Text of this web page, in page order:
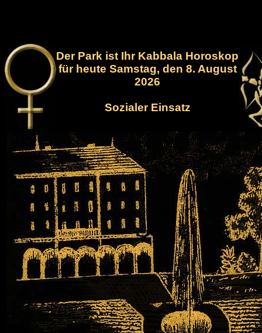
Der Park ist Ihr Kabbala Horoskop
für heute Samstag, den 8. August
2026
Sozialer Einsatz